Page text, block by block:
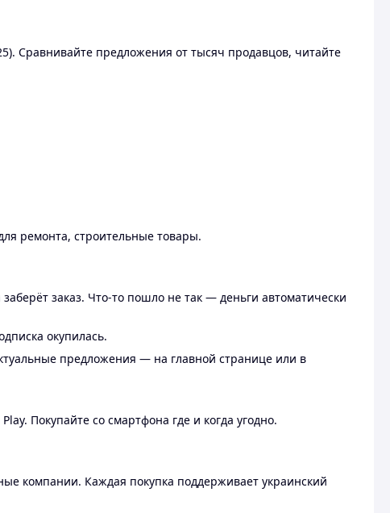
Сравнивайте предложения от тысяч продавцов, читайте
ремонта, строительные товары.
заказ. Что-то пошло не так — деньги автоматически
окупилась.
предложения — на главной странице или в
Покупайте со смартфона где и когда угодно.
компании. Каждая покупка поддерживает украинский